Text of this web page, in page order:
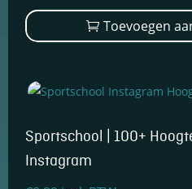
Toevoegen
Sportschool | 100+
Instagram